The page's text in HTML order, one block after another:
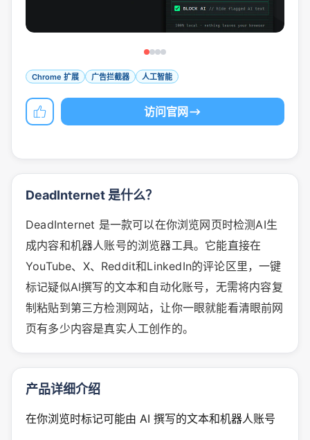
Chrome 扩展 广告拦截器 人工智能
访问官网
DeadInternet 是什么？
DeadInternet 是一款可以在你浏览网页时检测AI生
成内容和机器人账号的浏览器工具。它能直接在
YouTube、X、Reddit和LinkedIn的评论区里，一键
标记疑似AI撰写的文本和自动化账号，无需将内容复
制粘贴到第三方检测网站，让你一眼就能看清眼前网
页有多少内容是真实人工创作的。
产品详细介绍
在你浏览时标记可能由 AI 撰写的文本和机器人账号